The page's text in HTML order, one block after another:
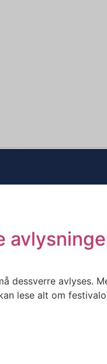
dessverre avlyses.
lese alt om